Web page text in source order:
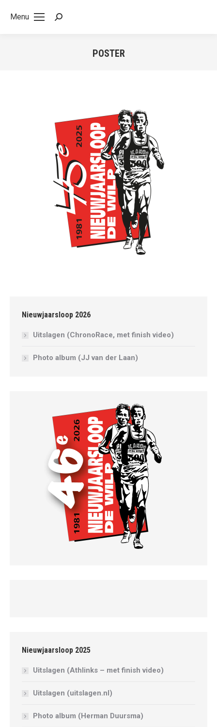
Menu
POSTER
Nieuwjaarsloop 2026
Uitslagen (ChronoRace, met finish video)
Photo album (JJ van der Laan)
Nieuwjaarsloop 2025
Uitslagen (Athlinks – met finish video)
Uitslagen (uitslagen.nl)
Photo album (Herman Duursma)